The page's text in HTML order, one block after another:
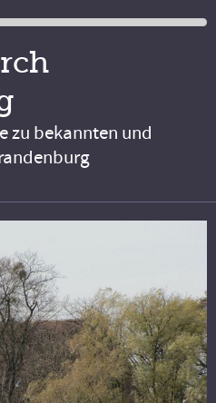
zu bekannten und